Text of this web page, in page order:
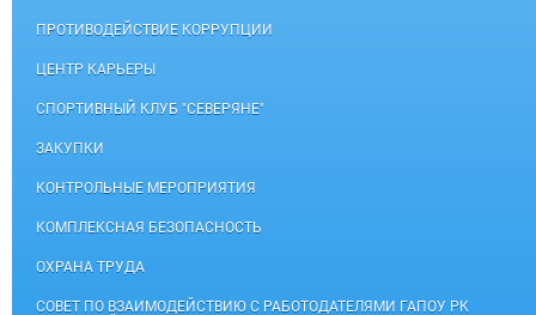
ПРОТИВОДЕЙСТВИЕ КОРРУПЦИИ
ЦЕНТР КАРЬЕРЫ
СПОРТИВНЫЙ КЛУБ "СЕВЕРЯНЕ"
ЗАКУПКИ
КОНТРОЛЬНЫЕ МЕРОПРИЯТИЯ
КОМПЛЕКСНАЯ БЕЗОПАСНОСТЬ
ОХРАНА ТРУДА
СОВЕТ ПО ВЗАИМОДЕЙСТВИЮ С РАБОТОДАТЕЛЯМИ ГАПОУ РК